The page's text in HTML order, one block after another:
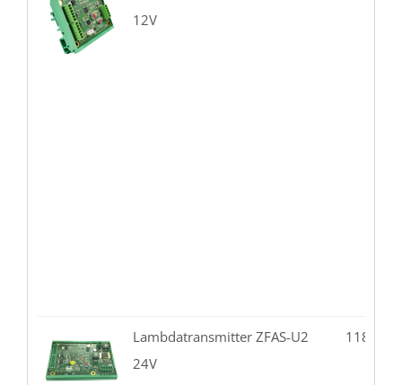
12V
Lambdatransmitter ZFAS-U2
24V
118.02-